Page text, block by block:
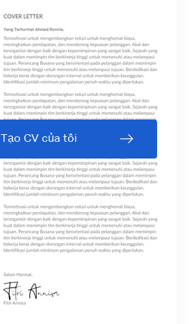
Tạo CV của tôi